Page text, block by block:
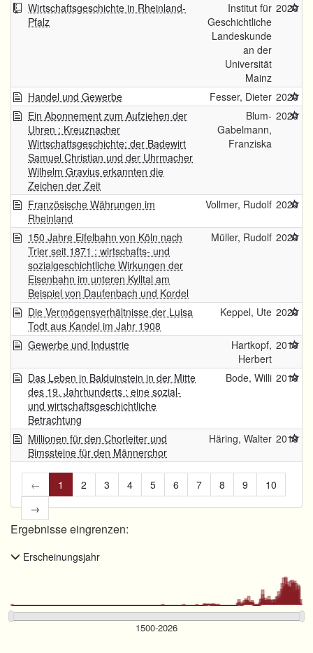
Wirtschaftsgeschichte in Rheinland-
Pfalz
Institut für
Geschichtliche
Landeskunde
an der
Universität
Mainz
2020
Handel und Gewerbe Fesser, Dieter 2020
Ein Abonnement zum Aufziehen der
Uhren : Kreuznacher
Wirtschaftsgeschichte: der Badewirt
Samuel Christian und der Uhrmacher
Wilhelm Gravius erkannten die
Zeichen der Zeit
Blum-
Gabelmann,
Franziska
2020
Französische Währungen im
Rheinland
Vollmer, Rudolf 2020
150 Jahre Eifelbahn von Köln nach
Trier seit 1871 : wirtschafts- und
sozialgeschichtliche Wirkungen der
Eisenbahn im unteren Kylltal am
Beispiel von Daufenbach und Kordel
Müller, Rudolf 2020
Die Vermögensverhältnisse der Luisa
Todt aus Kandel im Jahr 1908
Keppel, Ute 2020
Gewerbe und Industrie
Hartkopf,
Herbert
2019
Das Leben in Balduinstein in der Mitte
des 19. Jahrhunderts : eine sozial-
und wirtschaftsgeschichtliche
Betrachtung
Bode, Willi 2019
Millionen für den Chorleiter und
Bimssteine für den Männerchor
Häring, Walter 2019
← 1 2 3 4 5 6 7 8 9
10
→
Ergebnisse eingrenzen:
Erscheinungsjahr